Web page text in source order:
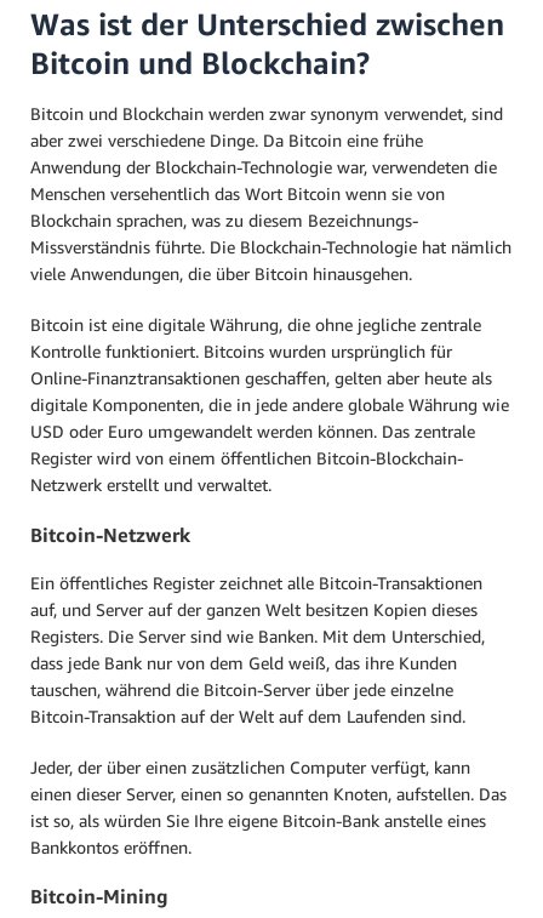
Was ist der Unterschied zwischen
Bitcoin und Blockchain?
Bitcoin und Blockchain werden zwar synonym verwendet, sind
aber zwei verschiedene Dinge. Da Bitcoin eine frühe
Anwendung der Blockchain-Technologie war, verwendeten die
Menschen versehentlich das Wort Bitcoin wenn sie von
Blockchain sprachen, was zu diesem Bezeichnungs-
Missverständnis führte. Die Blockchain-Technologie hat nämlich
viele Anwendungen, die über Bitcoin hinausgehen.
Bitcoin ist eine digitale Währung, die ohne jegliche zentrale
Kontrolle funktioniert. Bitcoins wurden ursprünglich für
Online-Finanztransaktionen geschaffen, gelten aber heute als
digitale Komponenten, die in jede andere globale Währung wie
USD oder Euro umgewandelt werden können. Das zentrale
Register wird von einem öffentlichen Bitcoin-Blockchain-
Netzwerk erstellt und verwaltet.
Bitcoin-Netzwerk
Ein öffentliches Register zeichnet alle Bitcoin-Transaktionen
auf, und Server auf der ganzen Welt besitzen Kopien dieses
Registers. Die Server sind wie Banken. Mit dem Unterschied,
dass jede Bank nur von dem Geld weiß, das ihre Kunden
tauschen, während die Bitcoin-Server über jede einzelne
Bitcoin-Transaktion auf der Welt auf dem Laufenden sind.
Jeder, der über einen zusätzlichen Computer verfügt, kann
einen dieser Server, einen so genannten Knoten, aufstellen. Das
ist so, als würden Sie Ihre eigene Bitcoin-Bank anstelle eines
Bankkontos eröffnen.
Bitcoin-Mining